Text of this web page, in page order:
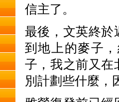
信主了。
最後，文英終於
到地上的麥子
子，我之前又在
別計劃些什麼，